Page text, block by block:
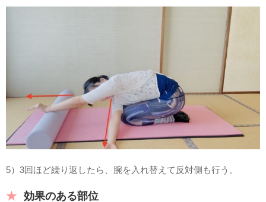
5）3回ほど繰り返したら、腕を入れ替えて反対側も行う。
効果のある部位